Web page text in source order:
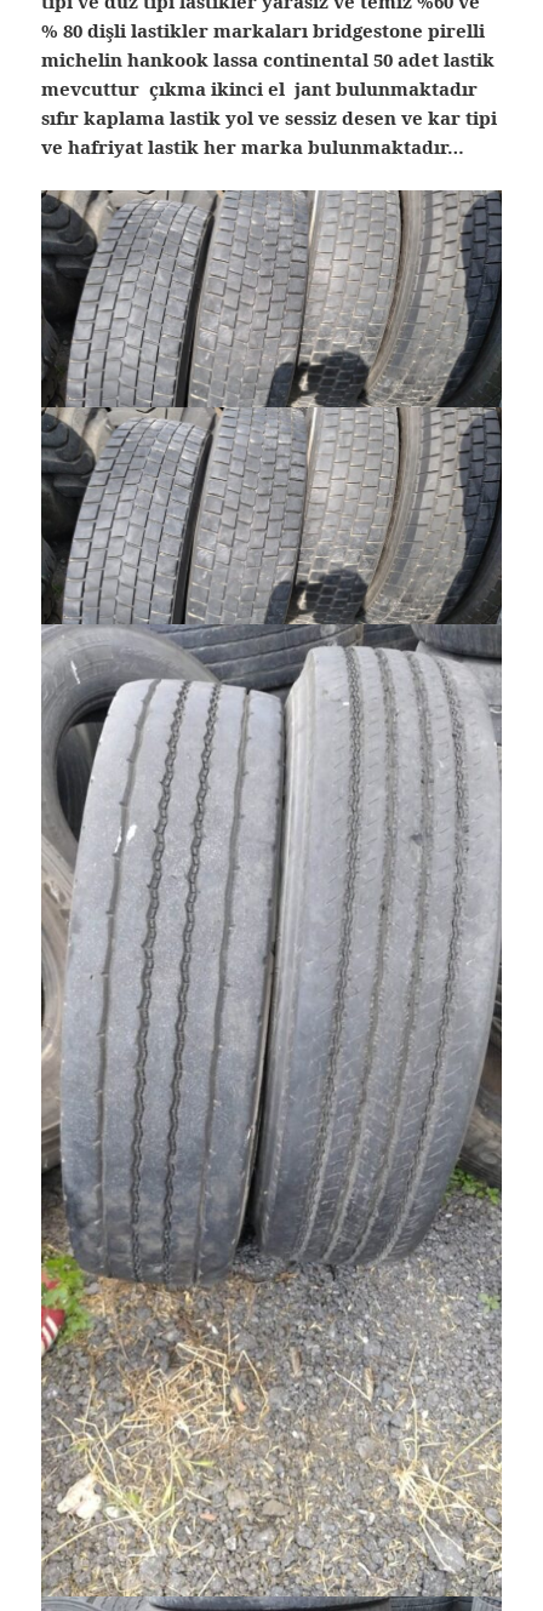
% 80 dişli lastikler markaları bridgestone pirelli
michelin hankook lassa continental 50 adet lastik
mevcuttur çıkma ikinci el jant bulunmaktadır
sıfır kaplama lastik yol ve sessiz desen ve kar tipi
ve hafriyat lastik her marka bulunmaktadır…